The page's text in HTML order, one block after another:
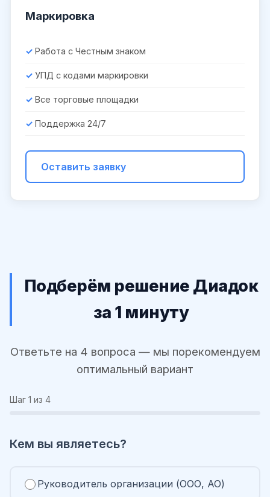
Маркировка
Работа с Честным знаком
УПД с кодами маркировки
Все торговые площадки
Поддержка 24/7
Оставить заявку
Подберём решение Диадок
за 1 минуту
Ответьте на 4 вопроса — мы порекомендуем
оптимальный вариант
Шаг 1 из 4
Кем вы являетесь?
Руководитель организации (ООО, АО)